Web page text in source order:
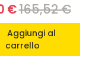
€165,52 €
carrello